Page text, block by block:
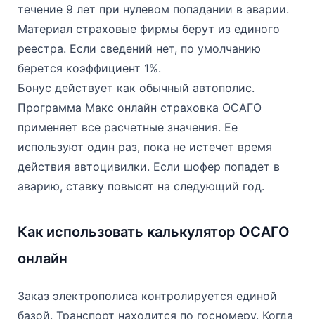
течение 9 лет при нулевом попадании в аварии.
Материал страховые фирмы берут из единого
реестра. Если сведений нет, по умолчанию
берется коэффициент 1%.
Бонус действует как обычный автополис.
Программа Макс онлайн страховка ОСАГО
применяет все расчетные значения. Ее
используют один раз, пока не истечет время
действия автоцивилки. Если шофер попадет в
аварию, ставку повысят на следующий год.
Как использовать калькулятор ОСАГО
онлайн
Заказ электрополиса контролируется единой
базой. Транспорт находится по госномеру. Когда